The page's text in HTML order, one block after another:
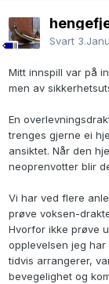
Svart
Mitt innspill var på
men av
En
trenges gjerne ei
ansiktet. Når den
neoprenvotter blir
Vi har ved flere
prøve voksen-
Hvorfor ikke prøve
opplevelsen jeg
tidvis arrangerer,
bevegelighet og